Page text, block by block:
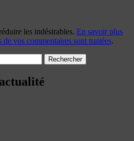
les indésirables. En savoir plus
vos commentaires sont traitées.